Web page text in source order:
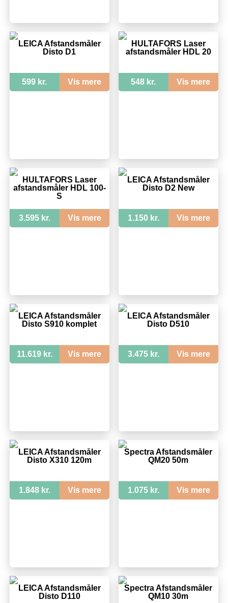
LEICA Afstandsmåler
Disto D1
599 kr. Vis mere
HULTAFORS Laser
afstandsmåler HDL 20
548 kr. Vis mere
HULTAFORS Laser
afstandsmåler HDL 100-
S
3.595 kr. Vis mere
LEICA Afstandsmåler
Disto D2 New
1.150 kr. Vis mere
LEICA Afstandsmåler
Disto S910 komplet
11.619 kr. Vis mere
LEICA Afstandsmåler
Disto D510
3.475 kr. Vis mere
LEICA Afstandsmåler
Disto X310 120m
1.848 kr. Vis mere
Spectra Afstandsmåler
QM20 50m
1.075 kr. Vis mere
LEICA Afstandsmåler
Disto D110
Spectra Afstandsmåler
QM10 30m